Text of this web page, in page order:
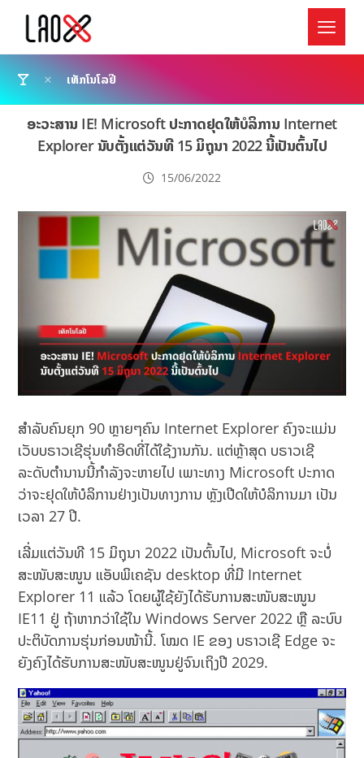
ເທັກໂນໂລຢີ
ອະວະສານ IE! Microsoft ປະກາດຢຸດໃຫ້ບໍລິການ Internet
Explorer ນັບຕັ້ງແຕ່ວັນທີ 15 ມິຖຸນາ 2022 ນີ້ເປັນຕົ້ນໄປ
15/06/2022
ສຳລັບຄົນຍຸກ 90 ຫຼາຍໆຄົນ Internet Explorer ຄົງຈະແມ່ນ
ເວັບບຣາວເຊີຮຸ່ນທຳອິດທີ່ໄດ້ໃຊ້ງານກັນ. ແຕ່ຫຼ້າສຸດ ບຣາວເຊີ
ລະດັບຕຳນານນີ້ກຳລັງຈະຫາຍໄປ ເພາະທາງ Microsoft ປະກາດ
ວ່າຈະຢຸດໃຫ້ບໍລິການຢ່າງເປັນທາງການ ຫຼັງເປີດໃຫ້ບໍລິການມາ ເປັນ
ເວລາ 27 ປີ.
ເລີ່ມແຕ່ວັນທີ 15 ມິຖຸນາ 2022 ເປັນຕົ້ນໄປ, Microsoft ຈະບໍ່
ສະໜັບສະໜູນ ແອັບພິເຄຊັນ desktop ທີ່ມີ Internet
Explorer 11 ແລ້ວ ໂດຍຜູ້ໃຊ້ຍັງໄດ້ຮັບການສະໜັບສະໜູນ
IE11 ຢູ່ ຖ້າຫາກວ່າໃຊ້ໃນ Windows Server 2022 ຫຼື ລະບົບ
ປະຕິບັດການຮຸ່ນກ່ອນໜ້ານີ້. ໂໝດ IE ຂອງ ບຣາວເຊີ Edge ຈະ
ຍັງຄົງໄດ້ຮັບການສະໜັບສະໜູນຢູ່ຈົນເຖິງປີ 2029.